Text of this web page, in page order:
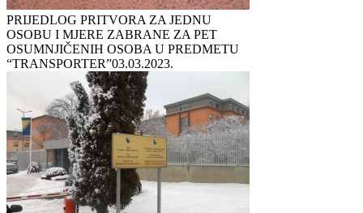
PRIJEDLOG PRITVORA ZA JEDNU
OSOBU I MJERE ZABRANE ZA PET
OSUMNJIČENIH OSOBA U PREDMETU
“TRANSPORTER”03.03.2023.